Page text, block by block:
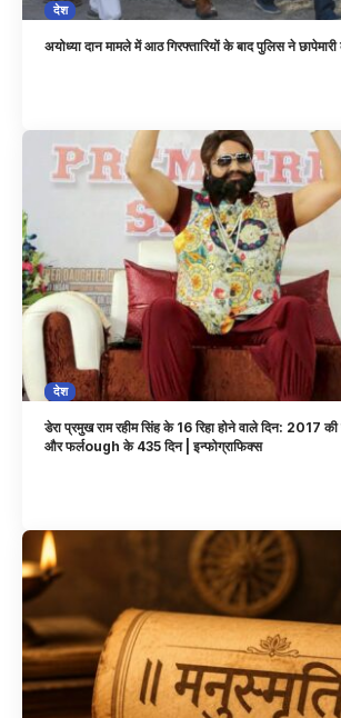
देश
अयोध्या दान मामले में आठ गिरफ्तारियों के बाद पुलिस ने छापेमारी
देश
डेरा प्रमुख राम रहीम सिंह के 16 रिहा होने वाले दिन: 2017
और फर्लough के 435 दिन | इन्फोग्राफिक्स